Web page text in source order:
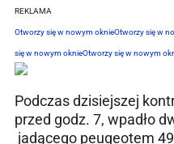
REKLAMA
Otworzy się w nowym oknieOtworzy się w
się w nowym oknieOtworzy się w nowym
Podczas dzisiejszej
przed godz. 7, wpadło
jadącego peugeotem